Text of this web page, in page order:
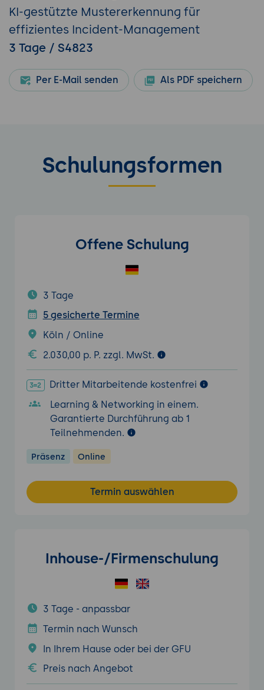
KI-gestützte Mustererkennung für
effizientes Incident-Management
3 Tage / S4823
Per E-Mail senden Als PDF speichern
Schulungsformen
Offene Schulung
3 Tage
5 gesicherte Termine
Köln / Online
2.030,00 p. P. zzgl. MwSt.
Dritter Mitarbeitende kostenfrei
Learning & Networking in einem.
Garantierte Durchführung ab 1
Teilnehmenden.
Präsenz Online
Termin auswählen
Inhouse-/Firmenschulung
3 Tage - anpassbar
Termin nach Wunsch
In Ihrem Hause oder bei der GFU
Preis nach Angebot